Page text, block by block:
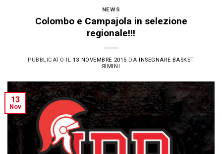
NEWS
Colombo e Campajola in selezione
regionale!!!
PUBBLICATO IL 13 NOVEMBRE 2015 DAINSEGNARE BASKET
RIMINI
13
Nov